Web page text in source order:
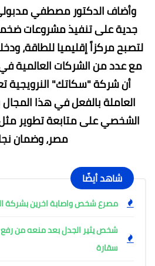
وأضاف الدكتور مصطفي
جدية على تنفيذ مشروعات
لتصبح مركزاً إقليميا للطاقة،
مع عدد من الشركات العالمية في
أن شركة "سكاتك" النرويجية
العاملة بالفعل في هذا
الشخصي على متابعة تطوير
مصر، وضمان
شاهد أيضًا
مصرع شخص واصابة اخرين بشركة
شخص يثير الجدل بعد منعه من
سقارة